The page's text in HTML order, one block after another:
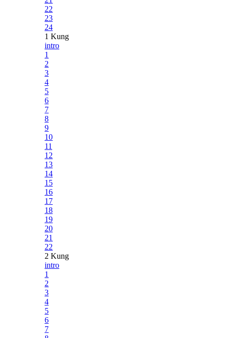
22
23
24
1 Kung
intro
1
2
3
4
5
6
7
8
9
10
11
12
13
14
15
16
17
18
19
20
21
22
2 Kung
intro
1
2
3
4
5
6
7